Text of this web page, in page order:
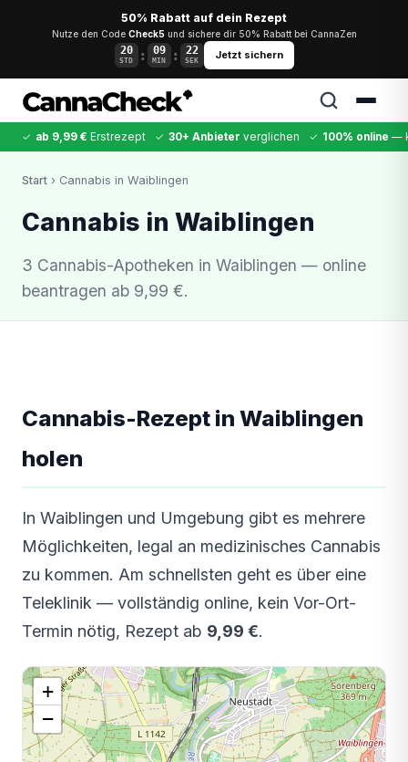
50% Rabatt auf dein Rezept
Nutze den Code Check5und sichere dir 50% Rabatt bei CannaZen
20
STD : 09
MIN : 22
SEK Jetzt sichern
✓ ab 9,99 € Erstrezept ✓ 30+ Anbieter verglichen ✓ 100% online —
Cannabis MDMA Kokain Ketamin
Start › Cannabis in Waiblingen
Cannabis in Waiblingen
3 Cannabis-Apotheken in Waiblingen — online
beantragen ab 9,99 €.
Cannabis-Rezept in Waiblingen
holen
In Waiblingen und Umgebung gibt es mehrere
Möglichkeiten, legal an medizinisches Cannabis
zu kommen. Am schnellsten geht es über eine
Teleklinik — vollständig online, kein Vor-Ort-
Termin nötig, Rezept ab 9,99 €.
+
−